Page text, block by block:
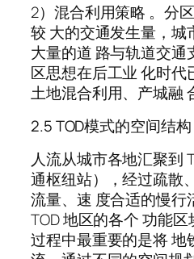
2）混合利用策略 。分
较 大的交通发生量，城
大量的道 路与轨道交通
区思想在后工业 化时
土地混合利用、产城融
2.5 TOD模式的空间结构
人流从城市各地汇聚到
通枢纽站），经过疏散
流量、速 度合适的慢行
TOD 地区的各个 功能
过程中最重要的是将 地